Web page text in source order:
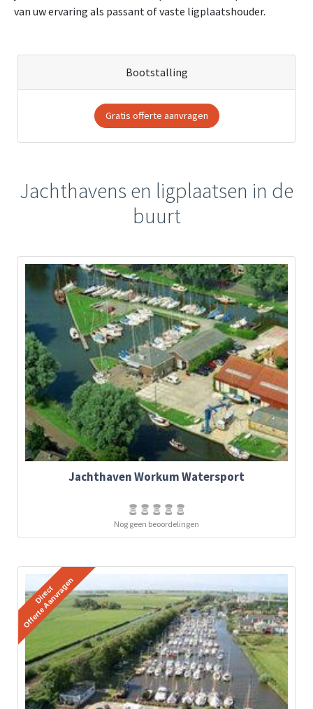
van uw ervaring als passant of vaste ligplaatshouder.
Bootstalling
Gratis offerte aanvragen
Jachthavens en ligplaatsen in de
buurt
Jachthaven Workum Watersport
Nog geen beoordelingen